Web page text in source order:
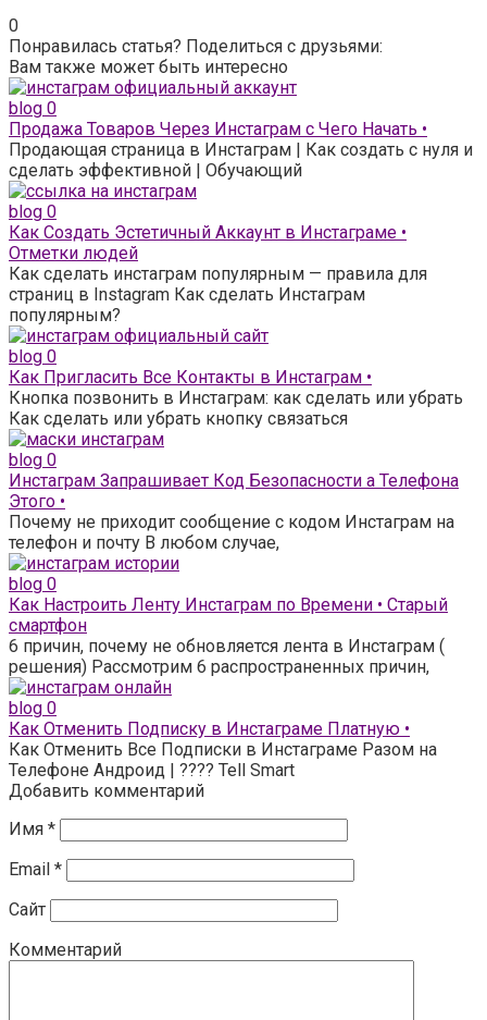
0
Понравилась статья? Поделиться с друзьями:
Вам также может быть интересно
blog 0
Продажа Товаров Через Инстаграм с Чего Начать •
Продающая страница в Инстаграм | Как создать с нуля и
сделать эффективной | Обучающий
blog 0
Как Создать Эстетичный Аккаунт в Инстаграме •
Отметки людей
Как сделать инстаграм популярным — правила для
страниц в Instagram Как сделать Инстаграм
популярным?
blog 0
Как Пригласить Все Контакты в Инстаграм •
Кнопка позвонить в Инстаграм: как сделать или убрать
Как сделать или убрать кнопку связаться
blog 0
Инстаграм Запрашивает Код Безопасности а Телефона
Этого •
Почему не приходит сообщение с кодом Инстаграм на
телефон и почту В любом случае,
blog 0
Как Настроить Ленту Инстаграм по Времени • Старый
смартфон
6 причин, почему не обновляется лента в Инстаграм (
решения) Рассмотрим 6 распространенных причин,
blog 0
Как Отменить Подписку в Инстаграме Платную •
Как Отменить Все Подписки в Инстаграме Разом на
Телефоне Андроид | ???? Tell Smart
Добавить комментарий
Имя *
Email *
Сайт
Комментарий